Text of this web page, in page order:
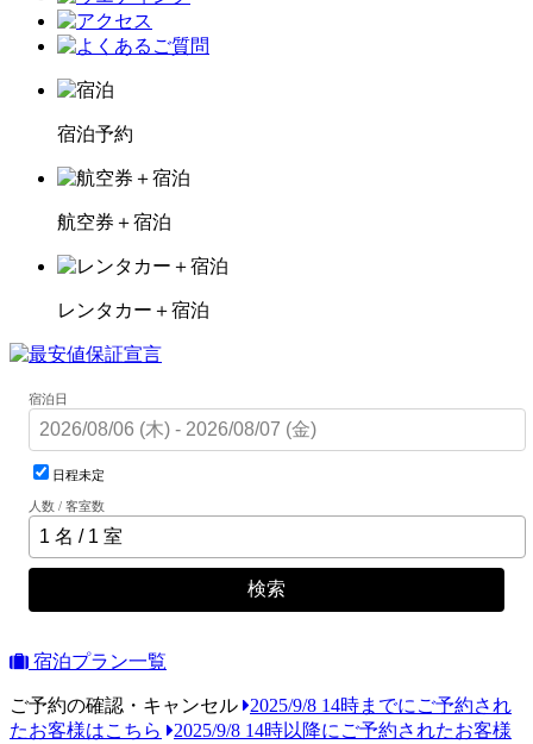
宿泊予約
航空券＋宿泊
レンタカー＋宿泊
宿泊日
日程未定
人数 / 客室数
検索
宿泊プラン一覧
ご予約の確認・キャンセル
2025/9/8 14時までにご予約され
たお客様はこちら
2025/9/8 14時以降にご予約されたお客様